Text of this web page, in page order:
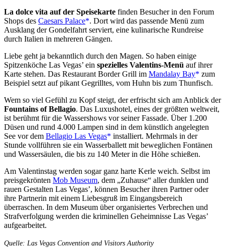
La dolce vita auf der Speisekarte finden Besucher in den Forum
Shops des Caesars Palace . Dort wird das passende Menü zum
Ausklang der Gondelfahrt serviert, eine kulinarische Rundreise
durch Italien in mehreren Gängen.
Liebe geht ja bekanntlich durch den Magen. So haben einige
Spitzenköche Las Vegas’ ein spezielles Valentins-Menü auf ihrer
Karte stehen. Das Restaurant Border Grill im Mandalay Bay
zum
Beispiel setzt auf pikant Gegrilltes, vom Huhn bis zum Thunfisch.
Wem so viel Gefühl zu Kopf steigt, der erfrischt sich am Anblick der
Fountains of Bellagio. Das Luxushotel, eines der größten weltweit,
ist berühmt für die Wassershows vor seiner Fassade. Über 1.200
Düsen und rund 4.000 Lampen sind in dem künstlich angelegten
See vor dem Bellagio Las Vegas
installiert. Mehrmals in der
Stunde vollführen sie ein Wasserballett mit beweglichen Fontänen
und Wassersäulen, die bis zu 140 Meter in die Höhe schießen.
Am Valentinstag werden sogar ganz harte Kerle weich. Selbst im
preisgekrönten Mob Museum, dem „Zuhause“ aller dunklen und
rauen Gestalten Las Vegas’, können Besucher ihren Partner oder
ihre Partnerin mit einem Liebesgruß im Eingangsbereich
überraschen. In dem Museum über organisiertes Verbrechen und
Strafverfolgung werden die kriminellen Geheimnisse Las Vegas’
aufgearbeitet.
Quelle: Las Vegas Convention and Visitors Authority